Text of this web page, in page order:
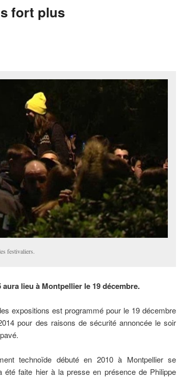
fort plus
festivaliers.
aura lieu à Montpellier le 19 décembre.
expositions est programmé pour le 19 décembre
pour des raisons de sécurité annoncée le soir
technoïde débuté en 2010 à Montpellier se
été faite hier à la presse en présence de Philippe